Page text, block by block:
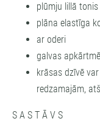
plūmju lillā tonis
plāna elastīga
ar oderi
galvas
krāsas dzīvē
redzamajām,
S A S T Ā V S